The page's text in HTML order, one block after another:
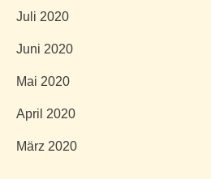
Juli 2020
Juni 2020
Mai 2020
April 2020
März 2020